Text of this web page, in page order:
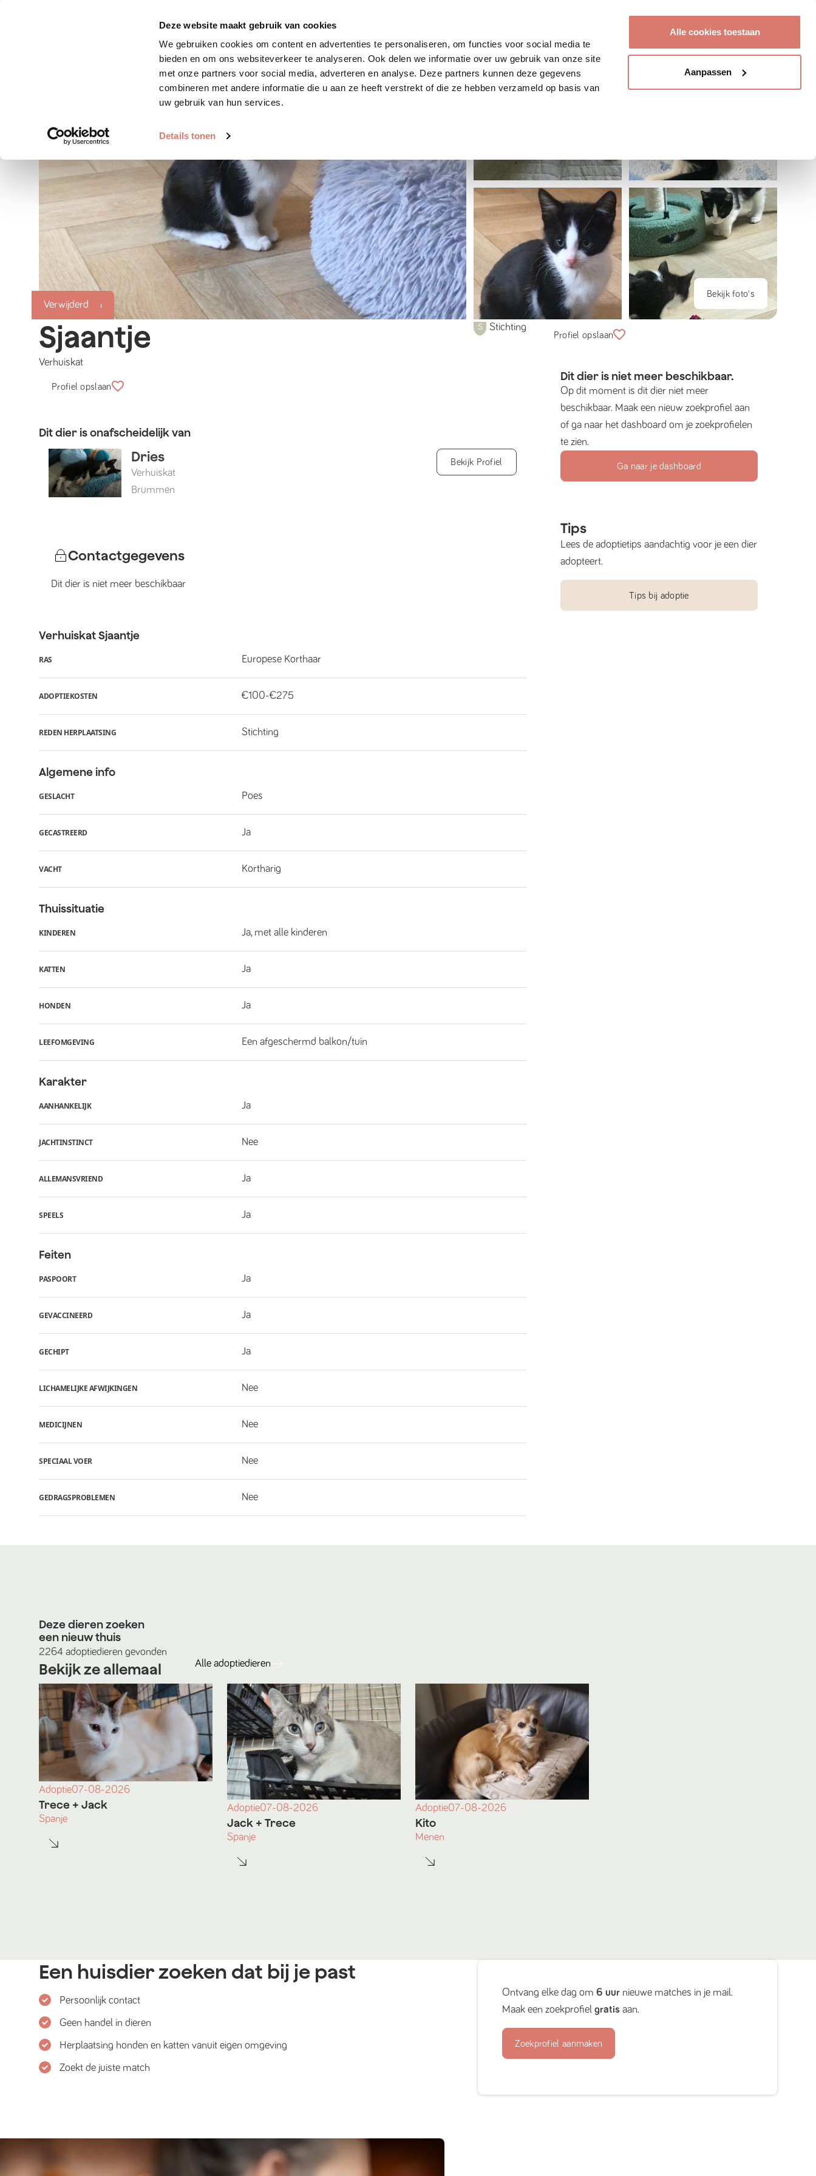
Deze website maakt gebruik van cookies
We gebruiken cookies om content en advertenties te personaliseren, om functies voor social media te
bieden en om ons websiteverkeer te analyseren. Ook delen we informatie over uw gebruik van onze site
met onze partners voor social media, adverteren en analyse. Deze partners kunnen deze gegevens
combineren met andere informatie die u aan ze heeft verstrekt of die ze hebben verzameld op basis van
uw gebruik van hun services.
Details tonen
Alle cookies toestaan
Aanpassen
Zoek huisdier Plaats huisdier Hoe werkt het?
Succesmatch
Verwijderd
Bekijk foto's
Sjaantje
Verhuiskat
Stichting
Profiel opslaan
Dit dier is onafscheidelijk van
Dries
Verhuiskat
Brummen
Bekijk Profiel
Contactgegevens
Dit dier is niet meer beschikbaar
VerhuiskatSjaantje
RAS Europese Korthaar
ADOPTIEKOSTEN €100-€275
REDEN HERPLAATSING Stichting
Algemene info
GESLACHT Poes
GECASTREERD Ja
VACHT Kortharig
Thuissituatie
KINDEREN Ja, met alle kinderen
KATTEN Ja
HONDEN Ja
LEEFOMGEVING Een afgeschermd balkon/tuin
Karakter
AANHANKELIJK Ja
JACHTINSTINCT Nee
ALLEMANSVRIEND Ja
SPEELS Ja
Feiten
PASPOORT Ja
GEVACCINEERD Ja
GECHIPT Ja
LICHAMELIJKE AFWIJKINGEN Nee
MEDICIJNEN Nee
SPECIAAL VOER Nee
GEDRAGSPROBLEMEN Nee
Profiel opslaan
Dit dier is niet meer beschikbaar.
Op dit moment is dit dier niet meer
beschikbaar. Maak een nieuw zoekprofiel aan
of ga naar het dashboard om je zoekprofielen
te zien.
Ga naar je dashboard
Tips
Lees de adoptietips aandachtig voor je een dier
adopteert.
Tips bij adoptie
Deze dieren zoeken
een nieuw thuis
2264 adoptiedieren gevonden
Bekijk ze allemaal Alle adoptiedieren
Adoptie07-08-2026
Trece + Jack
Spanje
Adoptie07-08-2026
Jack + Trece
Spanje
Adoptie07-08-2026
Kito
Menen
Een huisdier zoeken dat bij je past
Persoonlijk contact
Geen handel in dieren
Herplaatsing honden en katten vanuit eigen omgeving
Zoekt de juiste match
Ontvang elke dag om6 uur nieuwe matches in je mail.
Maak een zoekprofielgratis aan.
Zoekprofiel aanmaken